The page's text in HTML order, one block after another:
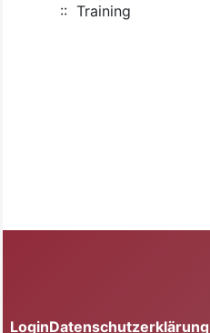
:: Training
LoginDatenschutzerklärung